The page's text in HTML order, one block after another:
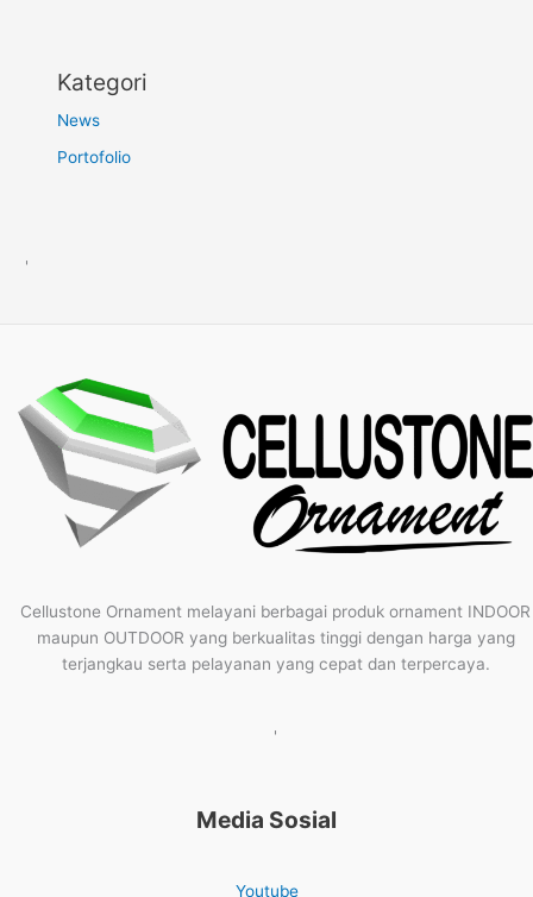
Kategori
News
Portofolio
'
Cellustone Ornament melayani berbagai produk ornament INDOOR
maupun OUTDOOR yang berkualitas tinggi dengan harga yang
terjangkau serta pelayanan yang cepat dan terpercaya.
'
Media Sosial
Youtube